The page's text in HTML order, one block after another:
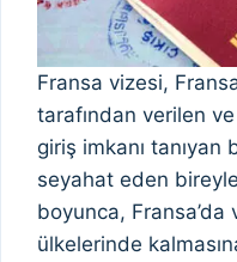
Fransa vizesi,
tarafından verilen
giriş imkanı
seyahat eden
boyunca,
ülkelerinde